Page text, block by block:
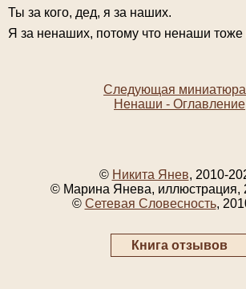
Ты за кого, дед, я за наших.
Я за ненаших, потому что ненаши
Следующая
Ненаши - Оглавление
© Никита Янев, 2010-
© Марина Янева, иллюстрация,
© Сетевая Словесность,
Книга отзывов